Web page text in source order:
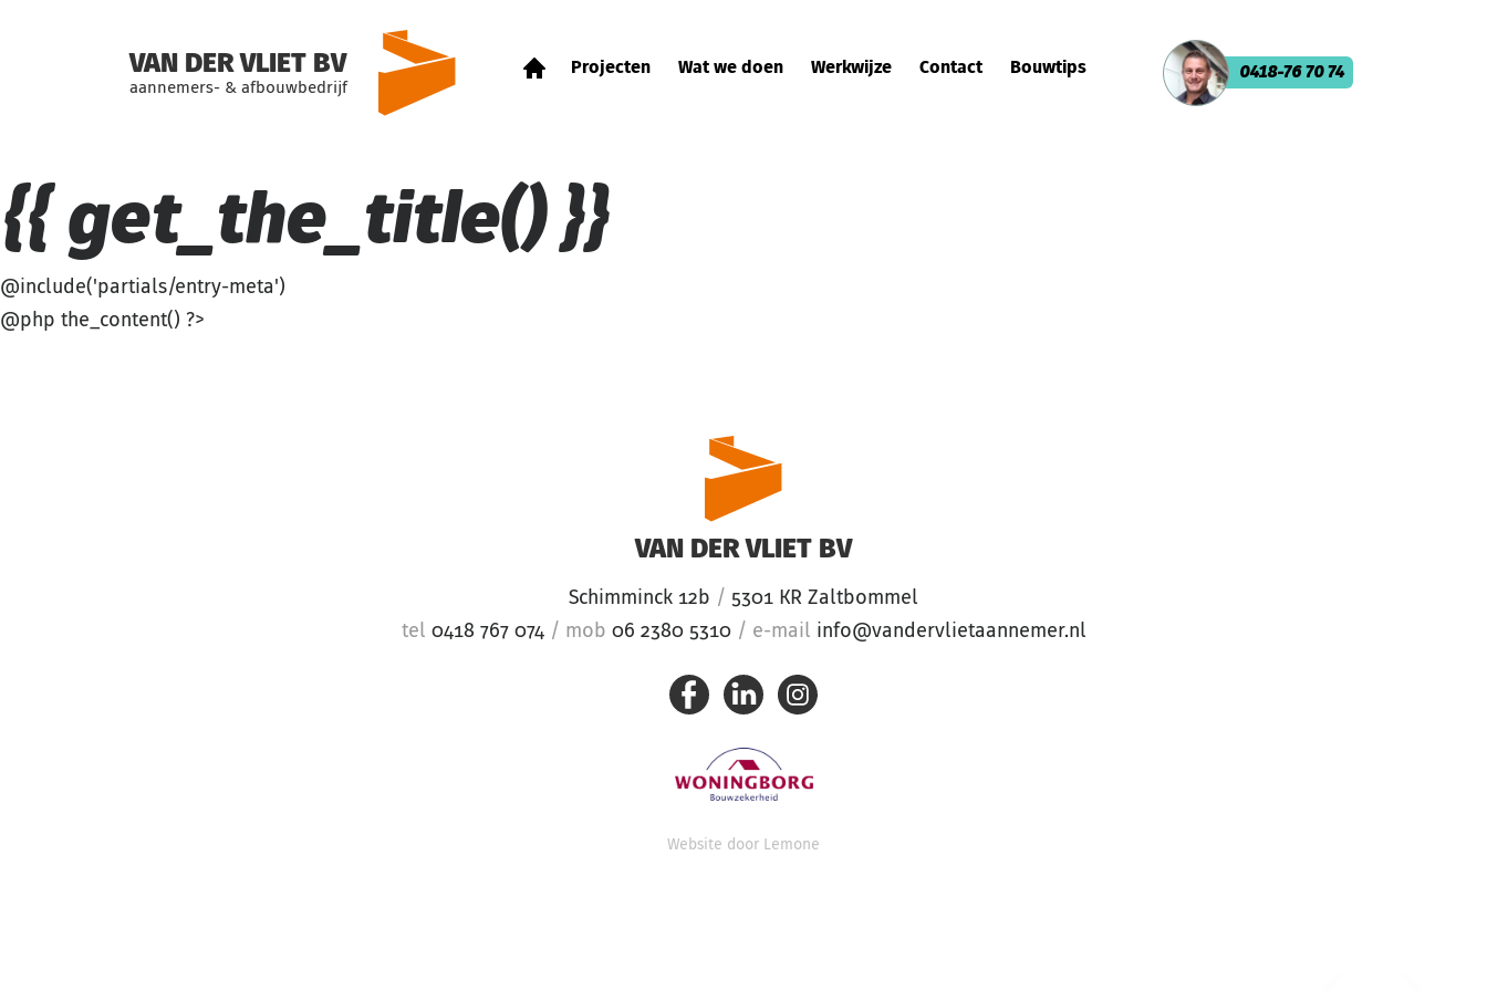
VAN DER VLIET BV
aannemers- & afbouwbedrijf
Projecten Wat we doen Werkwijze Contact Bouwtips 0418-76 70 74
{{ get_the_title() }}
@include('partials/entry-meta')
@php the_content() ?>
VAN DER VLIET BV
Schimminck 12b / 5301 KR Zaltbommel
tel 0418 767 074 / mob 06 2380 5310 / e-mail info@vandervlietaannemer.nl
Website door Lemone